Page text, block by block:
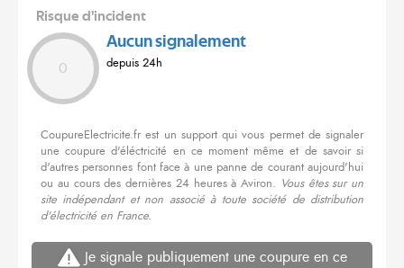
Risque d'incident
0
Aucun signalement
depuis 24h
CoupureElectricite.fr est un support qui vous permet de signaler
une coupure d'éléctricité en ce moment même et de savoir si
d'autres personnes font face à une panne de courant aujourd'hui
ou au cours des dernières 24 heures à Aviron. Vous êtes sur un
site indépendant et non associé à toute société de distribution
d'électricité en France.
Je signale publiquement une coupure en ce